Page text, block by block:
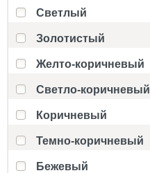
Светлый
Золотистый
Желто-коричневый
Светло-коричневый
Коричневый
Темно-коричневый
Бежевый